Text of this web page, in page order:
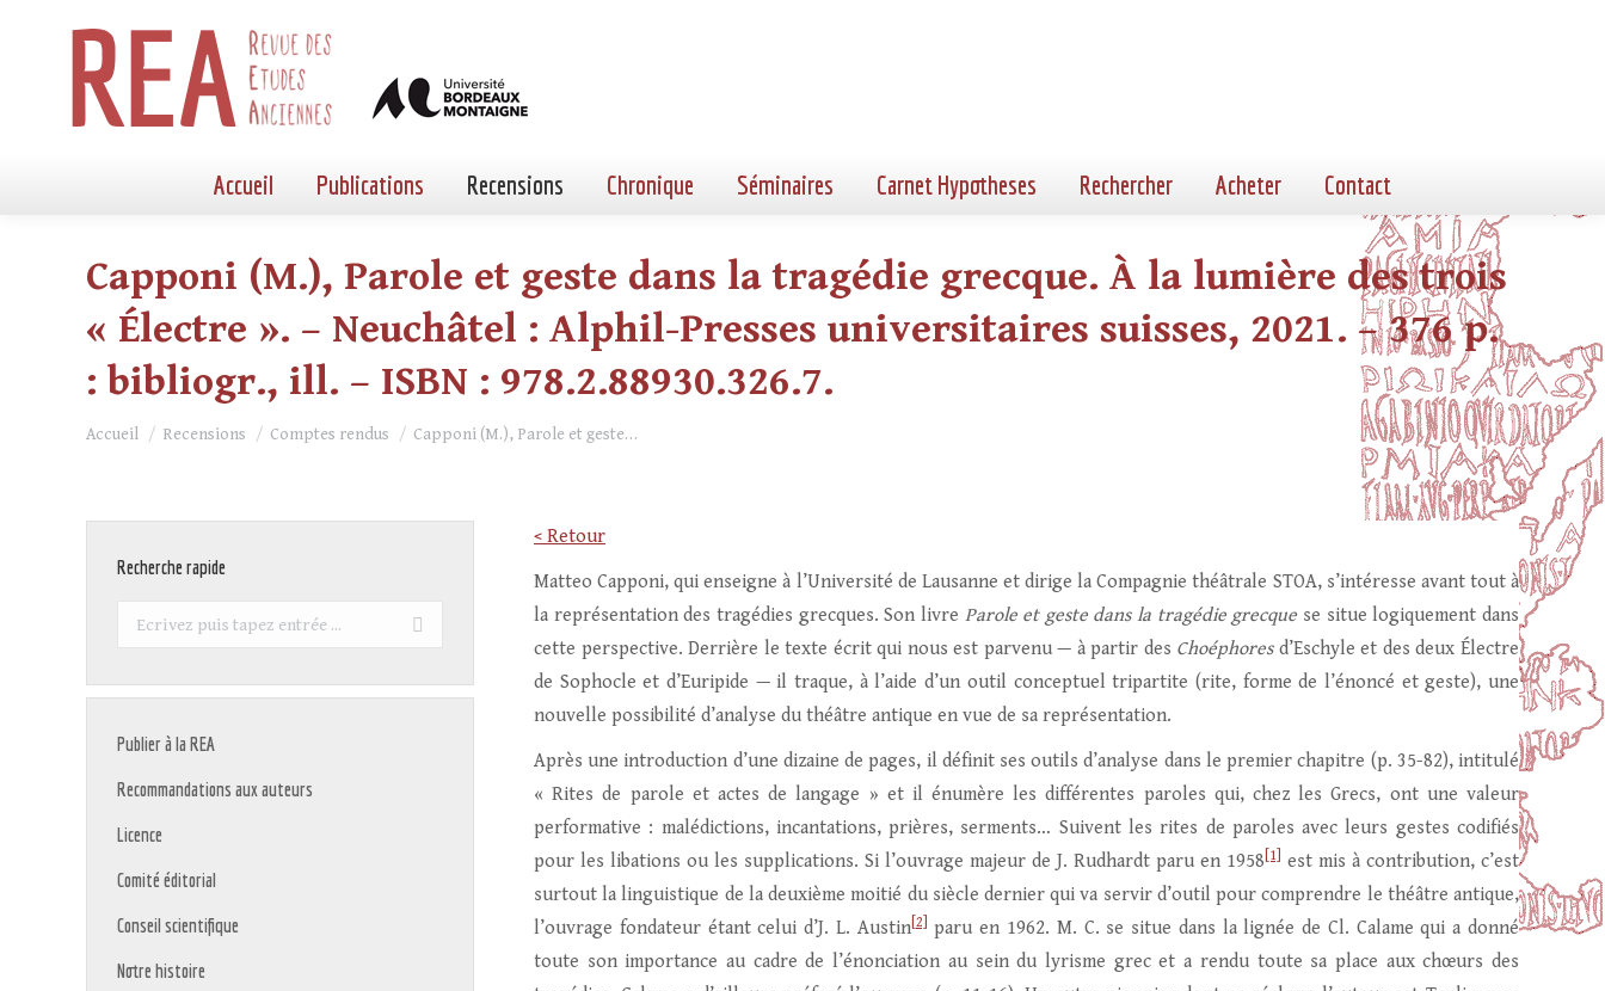
Accueil Publications Recensions Chronique Séminaires Carnet Hypotheses Rechercher Acheter Contact
Capponi (M.), Parole et geste dans la tragédie grecque. À la lumière des trois
« Électre ». – Neuchâtel : Alphil-Presses universitaires suisses, 2021. – 376 p.
: bibliogr., ill. – ISBN : 978.2.88930.326.7.
Vous êtes ici :
Accueil Recensions Comptes rendus Capponi (M.), Parole et geste…
< Retour
Matteo Capponi, qui enseigne à l’Université de Lausanne et dirige la Compagnie théâtrale STOA, s’intéresse avant tout à
la représentation des tragédies grecques. Son livre Parole et geste dans la tragédie grecque se situe logiquement dans
cette perspective. Derrière le texte écrit qui nous est parvenu — à partir des Choéphores d’Eschyle et des deux Électre
de Sophocle et d’Euripide — il traque, à l’aide d’un outil conceptuel tripartite (rite, forme de l’énoncé et geste), une
nouvelle possibilité d’analyse du théâtre antique en vue de sa représentation.
Après une introduction d’une dizaine de pages, il définit ses outils d’analyse dans le premier chapitre (p. 35-82), intitulé
« Rites de parole et actes de langage » et il énumère les différentes paroles qui, chez les Grecs, ont une valeur
performative : malédictions, incantations, prières, serments… Suivent les rites de paroles avec leurs gestes codifiés
pour les libations ou les supplications. Si l’ouvrage majeur de J. Rudhardt paru en 1958 [1]
est mis à contribution, c’est
surtout la linguistique de la deuxième moitié du siècle dernier qui va servir d’outil pour comprendre le théâtre antique,
l’ouvrage fondateur étant celui d’J. L. Austin [2]
paru en 1962. M. C. se situe dans la lignée de Cl. Calame qui a donné
toute son importance au cadre de l’énonciation au sein du lyrisme grec et a rendu toute sa place aux chœurs des
Recherche rapide
Recherche
Publier à la REA
Recommandations aux auteurs
Licence
Comité éditorial
Conseil scientifique
Notre histoire